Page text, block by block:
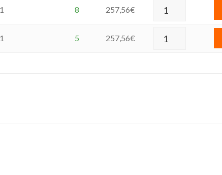
1 8 257,56€
1 5 257,56€